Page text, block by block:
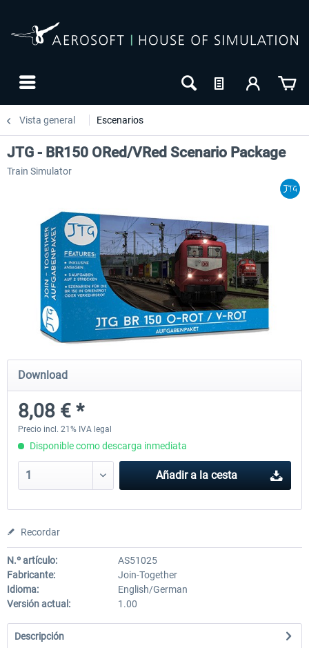
Vista general Escenarios
Just Trains - U-Bahn Hamburg U1 &
40,28 € *
Railworks Szenario-Pack
JTG - BR150 ORed/VRed Scenario Package
Train Simulator
Download
8,08 € *
Precio incl. 21% IVA legal
Disponible como descarga inmediata
Añadir a la cesta
Recordar
N.º artículo:
AS51025
Fabricante:
Join-Together
Idioma:
English/German
Versión actual:
1.00
Descripción